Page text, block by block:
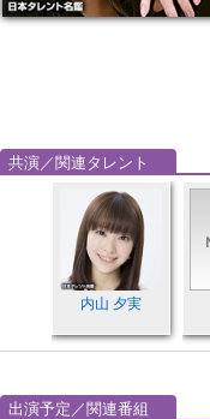
共演／関連タレント
内山 夕実
出演予定／関連番組